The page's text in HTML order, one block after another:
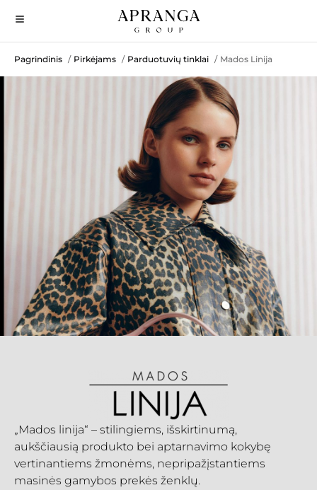
Pagrindinis / Pirkėjams / Parduotuvių tinklai / Mados Linija
„Mados linija“ – stilingiems, išskirtinumą,
aukščiausią produkto bei aptarnavimo kokybę
vertinantiems žmonėms, nepripažįstantiems
masinės gamybos prekės ženklų.